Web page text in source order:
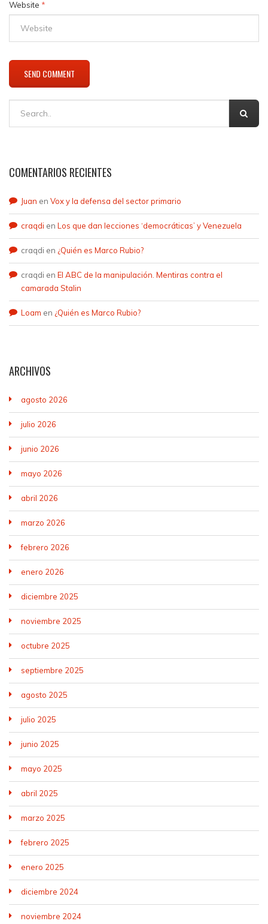
Website *
COMENTARIOS RECIENTES
Juan en Vox y la defensa del sector primario
craqdi en Los que dan lecciones ‘democráticas’ y Venezuela
craqdi en ¿Quién es Marco Rubio?
craqdi en El ABC de la manipulación. Mentiras contra el
camarada Stalin
Loam en ¿Quién es Marco Rubio?
ARCHIVOS
agosto 2026
julio 2026
junio 2026
mayo 2026
abril 2026
marzo 2026
febrero 2026
enero 2026
diciembre 2025
noviembre 2025
octubre 2025
septiembre 2025
agosto 2025
julio 2025
junio 2025
mayo 2025
abril 2025
marzo 2025
febrero 2025
enero 2025
diciembre 2024
noviembre 2024